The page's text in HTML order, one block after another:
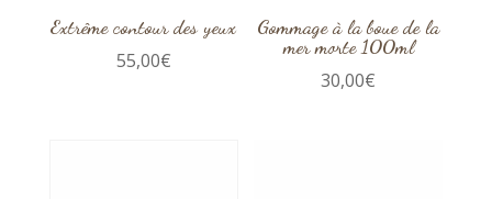
Extrême contour des yeux
55,00€
Gommage à la boue de la
mer morte 100ml
30,00€